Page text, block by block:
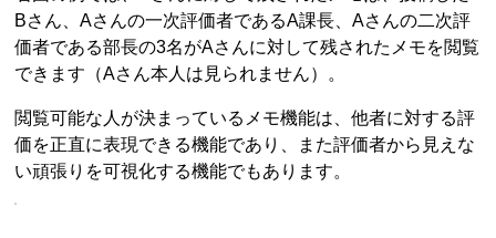
Bさん、Aさんの一次評価者であるA課長、Aさんの二次評
価者である部長の3名がAさんに対して残されたメモを閲覧
できます（Aさん本人は見られません）。
閲覧可能な人が決まっているメモ機能は、他者に対する評
価を正直に表現できる機能であり、また評価者から見えな
い頑張りを可視化する機能でもあります。